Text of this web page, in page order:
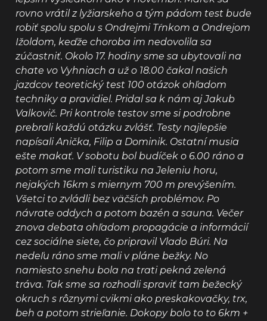
rovno vrátil z lyžiarskeho a tým pádom test bude
robiť spolu spolu s Ondrejmi Tŕnkom a Ondrejom
Ižoldom, keďže choroba im nedovolila sa
zúčastniť. Okolo 17. hodiny sme sa ubytovali na
chate vo Vyhniach a už o 18.00 čakal našich
jazdcov teoretický test 100 otázok ohľadom
techniky a pravidiel. Pridal sa k nám aj Jakub
Valkovič. Pri kontrole testov sme si podrobne
prebrali každú otázku zvlášť. Testy najlepšie
napísali Anička, Filip a Dominik. Ostatní musia
ešte makať. V sobotu bol budíček o 6.00 ráno a
potom sme mali turistiku na Jeleniu horu,
nejakých 16km s miernym 700 m prevýšením.
Všetci to zvládli bez väčších problémov. Po
návrate oddych a potom bazén a sauna. Večer
znova debata ohľadom propagácie a informácií
cez sociálne siete, čo pripravil Vlado Búri. Na
nedeľu ráno sme mali v pláne bežky. No
namiesto snehu bola na trati pekná zelená
tráva. Tak sme sa rozhodli spraviť tam bežecký
okruch s rôznymi cvikmi ako preskakovačky, trx,
beh a potom strieľanie. Dokopy bolo to to 6km +